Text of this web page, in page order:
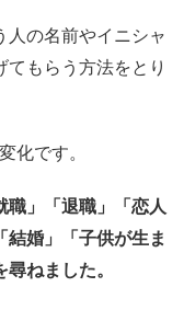
人の名前やイニシャ
もらう方法をとり
化です。
職」「退職」「恋人
結婚」「子供が生ま
ねました。